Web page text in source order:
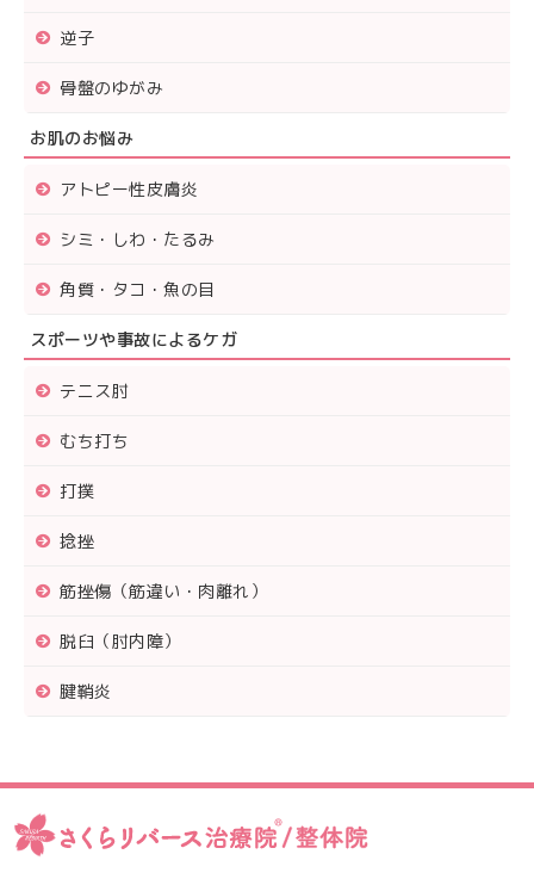
逆子
骨盤のゆがみ
お肌のお悩み
アトピー性皮膚炎
シミ・しわ・たるみ
角質・タコ・魚の目
スポーツや事故によるケガ
テニス肘
むち打ち
打撲
捻挫
筋挫傷（筋違い・肉離れ）
脱臼（肘内障）
腱鞘炎